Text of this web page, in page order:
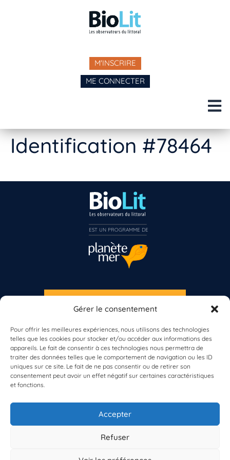
Gérer le consentement
Pour offrir les meilleures expériences, nous utilisons des technologies
telles que les cookies pour stocker et/ou accéder aux informations des
appareils. Le fait de consentir à ces technologies nous permettra de
traiter des données telles que le comportement de navigation ou les ID
uniques sur ce site. Le fait de ne pas consentir ou de retirer son
consentement peut avoir un effet négatif sur certaines caractéristiques
et fonctions.
Accepter
Refuser
M'INSCRIRE
ME CONNECTER
Identification #78464
À propos de BioLit
Vos données d'observation
Ressources
Résultats du programme
Contacts
S'INSCRIRE À LA NEWSLETTER
Vous n’êtes pas encore inscrit à Biolit ?
Inscrivez-vous dès maintenant